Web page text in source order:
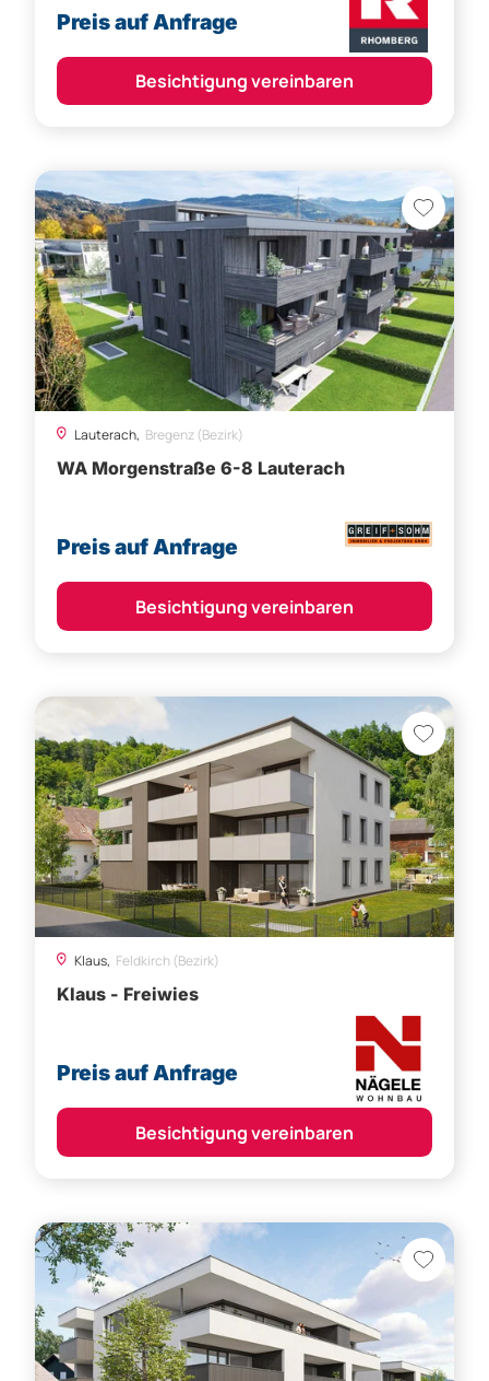
Preis auf Anfrage
Besichtigung vereinbaren
Lauterach, Bregenz (Bezirk)
WA Morgenstraße 6-8 Lauterach
Preis auf Anfrage
Besichtigung vereinbaren
Klaus, Feldkirch (Bezirk)
Klaus - Freiwies
Preis auf Anfrage
Besichtigung vereinbaren